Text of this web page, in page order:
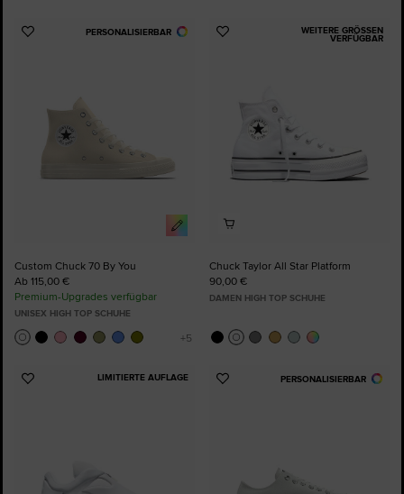
PERSONALISIERBAR
Zu
Custom Chuck 70 By You
Ab 115,00 €
Premium-Upgrades verfügbar
UNISEX HIGH TOP SCHUHE
WEITERE GRÖSSEN V
ERFÜGBAR
Zu
Chuck Taylor All Star Platform
90,00 €
DAMEN HIGH TOP SCHUHE
LIMITIERTE AUFLAGE
Zu
PERSONALISIERBAR
Zu